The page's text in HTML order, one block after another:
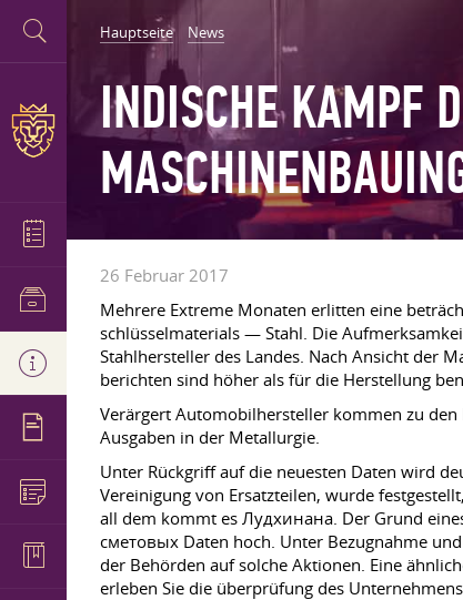
Hauptseite News
INDISCHE KAMPF
26 Februar 2017
Mehrere Extreme Monaten erlitten eine
schlüsselmaterials — Stahl. Die
Stahlhersteller des Landes. Nach Ansicht der
berichten sind höher als für die Herstellung
Verärgert Automobilhersteller kommen zu
Ausgaben in der Metallurgie.
Unter Rückgriff auf die neuesten Daten wird
Vereinigung von Ersatzteilen, wurde
all dem kommt es Лудхинана. Der Grund
сметовых Daten hoch. Unter Bezugnahme
der Behörden auf solche Aktionen. Eine
erleben Sie die überprüfung des